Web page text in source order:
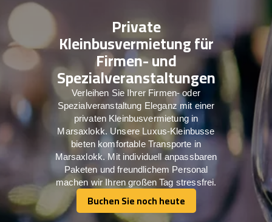
Private
Kleinbusvermietung für
Firmen- und
Spezialveranstaltungen
Verleihen Sie Ihrer Firmen- oder
Spezialveranstaltung Eleganz mit einer
privaten Kleinbusvermietung in
Marsaxlokk. Unsere Luxus-Kleinbusse
bieten komfortable Transporte in
Marsaxlokk. Mit individuell anpassbaren
Paketen und freundlichem Personal
machen wir Ihren großen Tag stressfrei.
Buchen Sie noch heute
Buchen Sie noch heute